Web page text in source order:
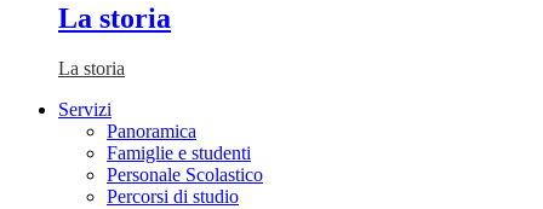
La storia
La storia
Servizi
Panoramica
Famiglie e studenti
Personale Scolastico
Percorsi di studio